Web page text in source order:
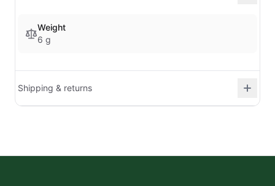
Weight
6 g
Shipping & returns